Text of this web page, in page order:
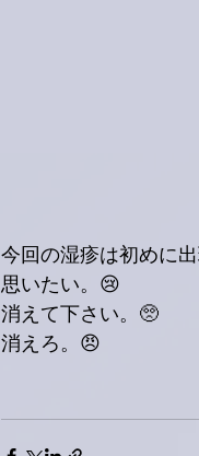
今回の湿疹は初めに
思いたい。😢
消えて下さい。🥺
消えろ。😠